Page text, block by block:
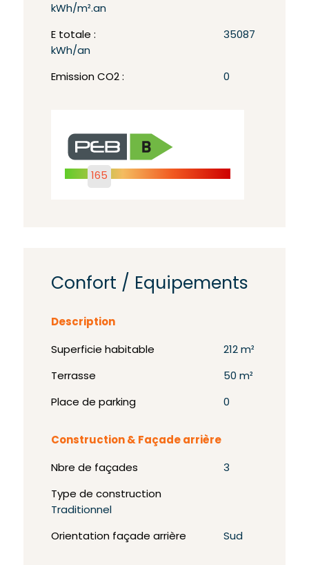
kWh/m².an
E totale :
35087
kWh/an
Emission CO2 : 0
165
Confort / Equipements
Description
Superficie habitable 212 m²
Terrasse 50 m²
Place de parking 0
Construction & Façade arrière
Nbre de façades 3
Type de construction
Traditionnel
Orientation façade arrière Sud